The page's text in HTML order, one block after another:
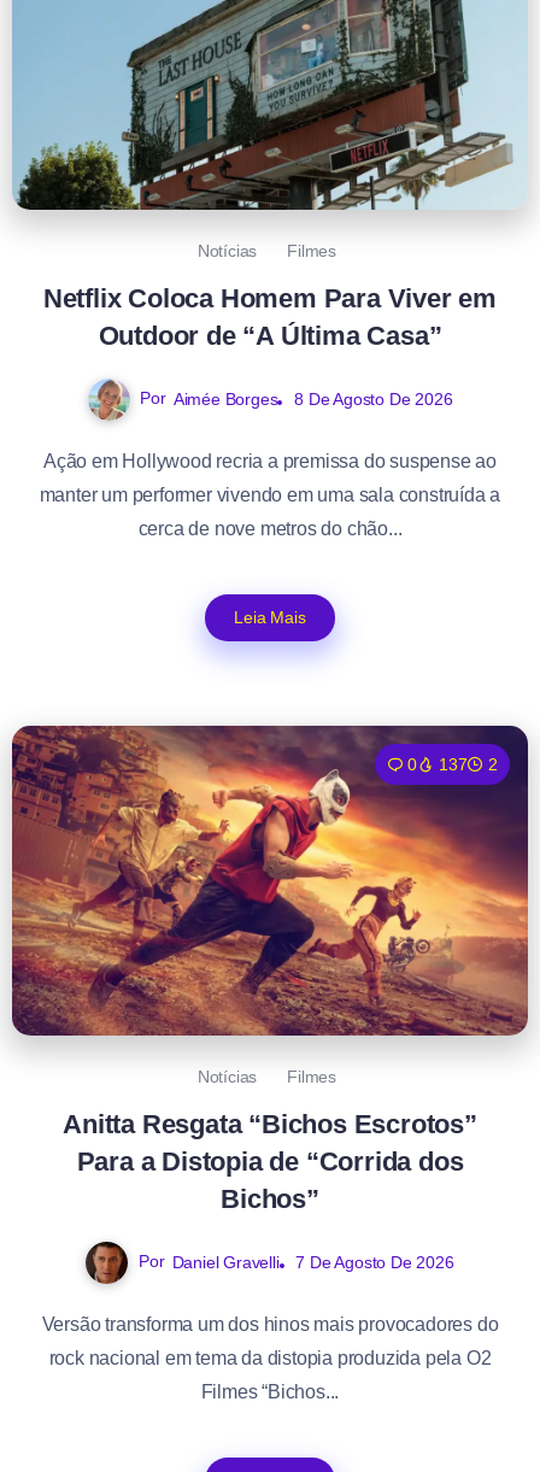
Notícias Filmes
Netflix Coloca Homem Para Viver em
Outdoor de “A Última Casa”
Por Aimée Borges 8 De Agosto De 2026
Ação em Hollywood recria a premissa do suspense ao
manter um performer vivendo em uma sala construída a
cerca de nove metros do chão...
Leia Mais
0 137 2
Notícias Filmes
Anitta Resgata “Bichos Escrotos”
Para a Distopia de “Corrida dos
Bichos”
Por Daniel Gravelli 7 De Agosto De 2026
Versão transforma um dos hinos mais provocadores do
rock nacional em tema da distopia produzida pela O2
Filmes “Bichos...